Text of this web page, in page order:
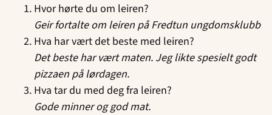
Hvor hørte du om leiren?
Geir fortalte om leiren på Fredtun ungdomsklubb
Hva har vært det beste med leiren?
Det beste har vært maten. Jeg likte spesielt godt
pizzaen på lørdagen.
Hva tar du med deg fra leiren?
Gode minner og god mat.